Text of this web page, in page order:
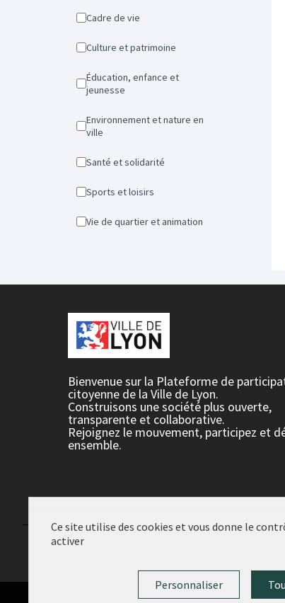
Cadre de vie
Culture et patrimoine
Éducation, enfance et
jeunesse
Environnement et nature en
ville
Santé et solidarité
Sports et loisirs
Vie de quartier et animation
Bienvenue sur la Plateforme de
citoyenne de la Ville de Lyon.
Construisons une société plus ouverte,
transparente et collaborative.
Rejoignez le mouvement, participez et
ensemble.
Ce site utilise des cookies et vous donne le
activer
Personnaliser